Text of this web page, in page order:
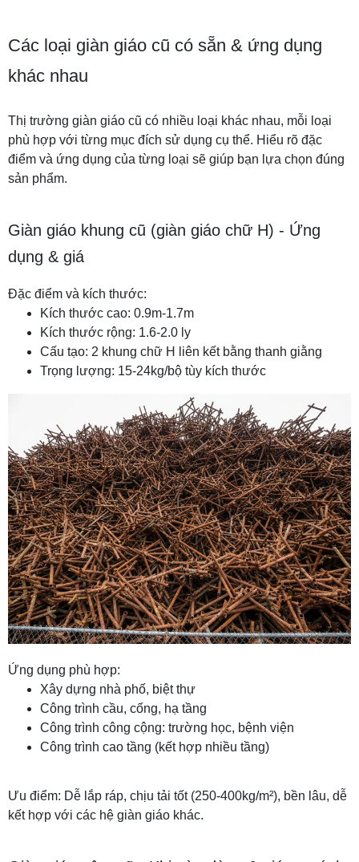
Các loại giàn giáo cũ có sẵn & ứng dụng
khác nhau
Thị trường giàn giáo cũ có nhiều loại khác nhau, mỗi loại
phù hợp với từng mục đích sử dụng cụ thể. Hiểu rõ đặc
điểm và ứng dụng của từng loại sẽ giúp bạn lựa chọn đúng
sản phẩm.
Giàn giáo khung cũ (giàn giáo chữ H) - Ứng
dụng & giá
Đặc điểm và kích thước:
Kích thước cao: 0.9m-1.7m
Kích thước rộng: 1.6-2.0 ly
Cấu tạo: 2 khung chữ H liên kết bằng thanh giằng
Trọng lượng: 15-24kg/bộ tùy kích thước
Ứng dụng phù hợp:
Xây dựng nhà phố, biệt thự
Công trình cầu, cống, hạ tầng
Công trình công cộng: trường học, bệnh viện
Công trình cao tầng (kết hợp nhiều tầng)
Ưu điểm: Dễ lắp ráp, chịu tải tốt (250-400kg/m²), bền lâu, dễ
kết hợp với các hệ giàn giáo khác.